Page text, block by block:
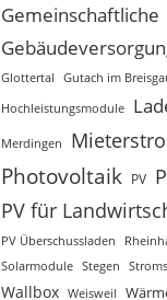
Gemeinschaftliche
Glottertal Gutach im
Hochleistungsmodule
Merdingen
Photovoltaik PV
PV für
PV Überschussladen
Solarmodule Stegen
Wallbox Weisweil